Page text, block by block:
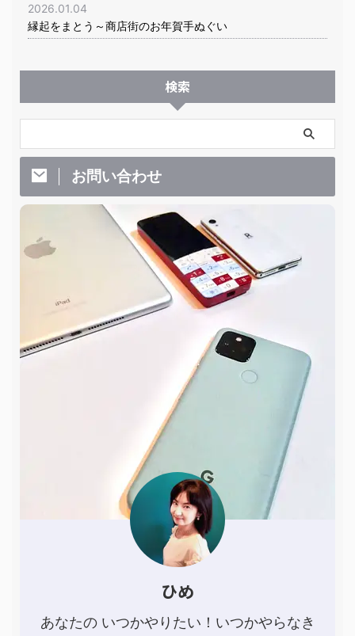
2026.01.04
縁起をまとう～商店街のお年賀手ぬぐい
検索
お問い合わせ
ひめ
あなたの いつかやりたい！いつかやらなき